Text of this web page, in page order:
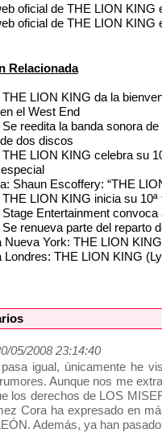
oficial de THE LION KING
oficial de THE LION KING
Relacionada
LION KING da la
el West End
reedita la banda sonora
dos discos
LION KING celebra su
Shaun Escoffery: “THE
LION KING inicia su
Entertainment
renueva parte del reparto
Nueva York: THE LION
Londres: THE LION KING
05/2008 23:14:40
igual, únicamente he
Aunque nos me
los derechos de LOS
Cora ha expresado en
Además, ya han